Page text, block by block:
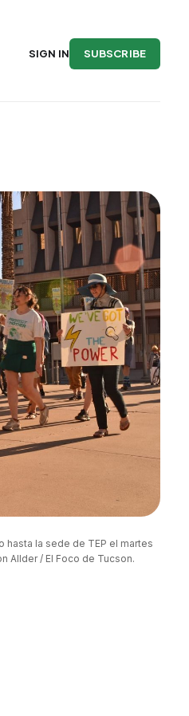
SIGN IN SUBSCRIBE
hasta la sede de TEP el martes
Allder / El Foco de Tucson.